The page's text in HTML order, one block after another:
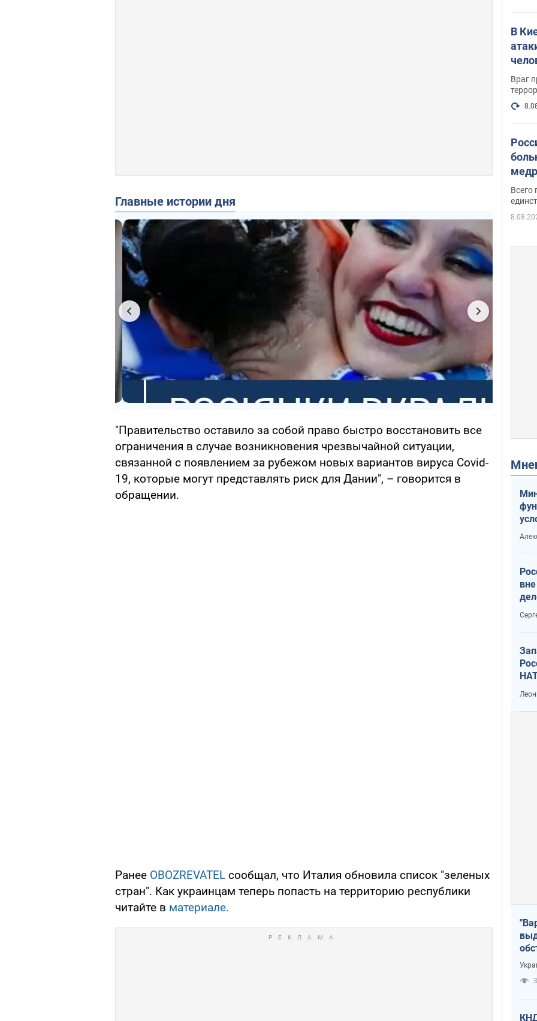
Главные истории дня
"Правительство оставило за собой право быстро восстановить все
ограничения в случае возникновения чрезвычайной ситуации,
связанной с появлением за рубежом новых вариантов вируса Covid-
19, которые могут представлять риск для Дании", – говорится в
обращении.
Ранее OBOZREVATEL сообщал, что Италия обновила список "зеленых
стран". Как украинцам теперь попасть на территорию республики
читайте в материале.
В
Враг
Всего